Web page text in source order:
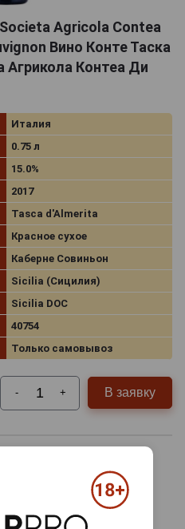
Agricola Contea
Вино Конте Таска
Контеа Ди
Италия
0.75 л
15.0%
2017
Tasca d'Almerita
Красное сухое
Каберне Совиньон
Sicilia (Сицилия)
Sicilia DOC
40754
Только самовывоз
- + В заявку